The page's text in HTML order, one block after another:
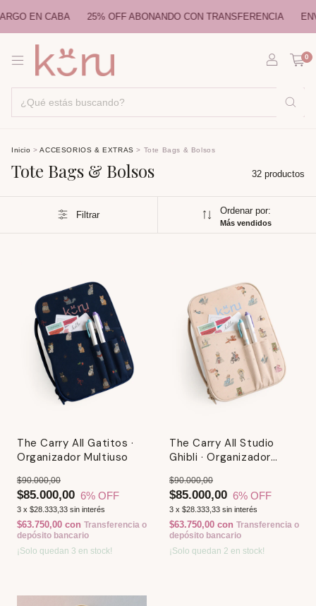
CABA 25% OFF ABONANDO CON TRANSFERENCIA ENVÍOS A
0
Inicio > ACCESORIOS & EXTRAS > Tote Bags & Bolsos
Tote Bags & Bolsos 32 productos
Filtrar Ordenar por:
Más vendidos
The Carry All Gatitos ·
Organizador Multiuso
$85.000,00
$90.000,00
6% OFF
3 x $28.333,33 sin interés
$63.750,00 con Transferencia o
depósito bancario
¡Solo quedan 3 en stock!
The Carry All Studio
Ghibli · Organizador
$85.000,00
$90.000,00
6% OFF
3 x $28.333,33 sin interés
$63.750,00 con Transferencia o
depósito bancario
¡Solo quedan 2 en stock!